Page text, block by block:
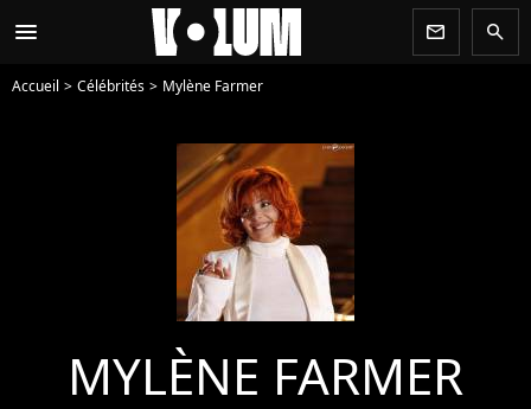
menu newsletter search
Accueil Célébrités Mylène Farmer
MYLÈNE FARMER